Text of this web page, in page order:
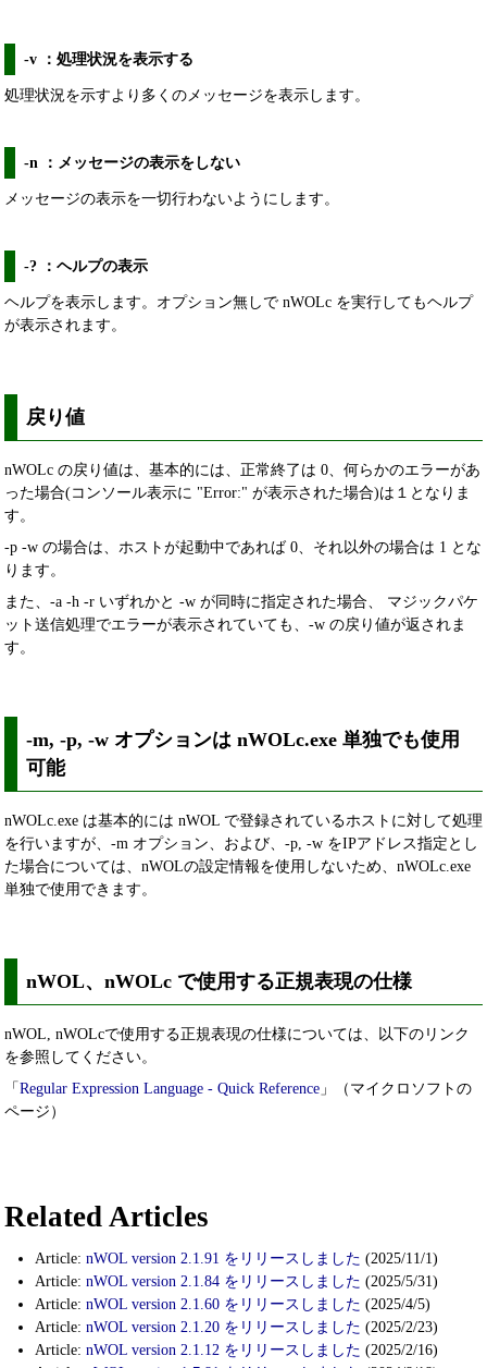
-v ：処理状況を表示する
処理状況を示すより多くのメッセージを表示します。
-n ：メッセージの表示をしない
メッセージの表示を一切行わないようにします。
-? ：ヘルプの表示
ヘルプを表示します。オプション無しで nWOLc を実行してもヘルプ
が表示されます。
戻り値
nWOLc の戻り値は、基本的には、正常終了は 0、何らかのエラーがあ
った場合(コンソール表示に "Error:" が表示された場合)は１となりま
す。
-p -w の場合は、ホストが起動中であれば 0、それ以外の場合は 1 とな
ります。
また、-a -h -r いずれかと -w が同時に指定された場合、 マジックパケ
ット送信処理でエラーが表示されていても、-w の戻り値が返されま
す。
-m, -p, -w オプションは nWOLc.exe 単独でも使用
可能
nWOLc.exe は基本的には nWOL で登録されているホストに対して処理
を行いますが、-m オプション、および、-p, -w をIPアドレス指定とし
た場合については、nWOLの設定情報を使用しないため、nWOLc.exe
単独で使用できます。
nWOL、nWOLc で使用する正規表現の仕様
nWOL, nWOLcで使用する正規表現の仕様については、以下のリンク
を参照してください。
「 Regular Expression Language - Quick Reference 」（マイクロソフトの
ページ）
Related Articles
Article: nWOL version 2.1.91 をリリースしました (2025/11/1)
Article: nWOL version 2.1.84 をリリースしました (2025/5/31)
Article: nWOL version 2.1.60 をリリースしました (2025/4/5)
Article: nWOL version 2.1.20 をリリースしました (2025/2/23)
Article: nWOL version 2.1.12 をリリースしました (2025/2/16)